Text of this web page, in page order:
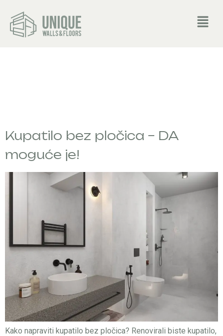
Kupatilo bez pločica – DA
moguće je!
Kako napraviti kupatilo bez pločica? Renovirali biste kupatilo,